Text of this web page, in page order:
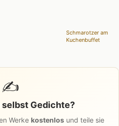
Schmarotzer am
Kuchenbuffet
✍️
Gedichte?
Werke kostenlos und teile sie